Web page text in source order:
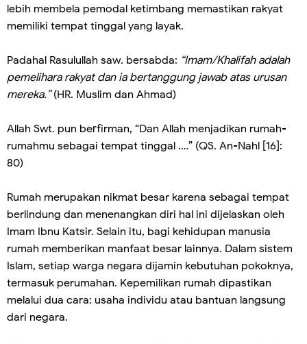
lebih membela pemodal ketimbang memastikan rakyat
memiliki tempat tinggal yang layak.
Padahal Rasulullah saw. bersabda: “Imam/Khalifah adalah
pemelihara rakyat dan ia bertanggung jawab atas urusan
mereka.”(HR. Muslim dan Ahmad)
Allah Swt. pun berfirman, “Dan Allah menjadikan rumah-
rumahmu sebagai tempat tinggal .…” (QS. An-Nahl [16]:
80)
Rumah merupakan nikmat besar karena sebagai tempat
berlindung dan menenangkan diri hal ini dijelaskan oleh
Imam Ibnu Katsir. Selain itu, bagi kehidupan manusia
rumah memberikan manfaat besar lainnya. Dalam sistem
Islam, setiap warga negara dijamin kebutuhan pokoknya,
termasuk perumahan. Kepemilikan rumah dipastikan
melalui dua cara: usaha individu atau bantuan langsung
dari negara.